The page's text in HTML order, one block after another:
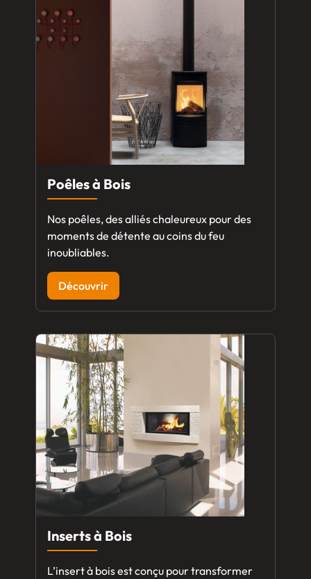
Poêles à Bois
Nos poêles, des alliés chaleureux pour des
moments de détente au coins du feu
inoubliables.
Découvrir
Inserts à Bois
L’insert à bois est conçu pour transformer